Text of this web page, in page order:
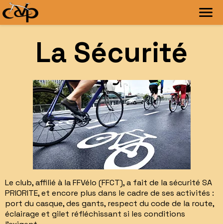
La Sécurité
Le club, affilié à la FFVélo (FFCT), a fait de la sécurité SA
PRIORITE, et encore plus dans le cadre de ses activités :
port du casque, des gants, respect du code de la route,
éclairage et gilet réfléchissant si les conditions